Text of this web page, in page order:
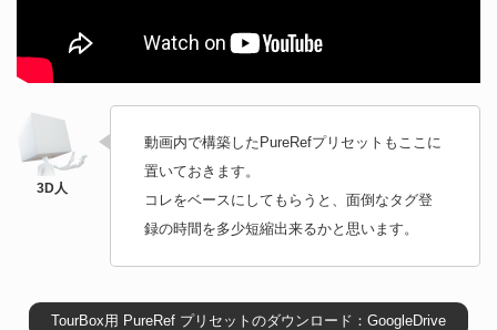
動画内で構築したPureRefプリセットもここに
置いておきます。
コレをベースにしてもらうと、面倒なタグ登
録の時間を多少短縮出来るかと思います。
TourBox用 PureRef プリセットのダウンロード：GoogleDrive